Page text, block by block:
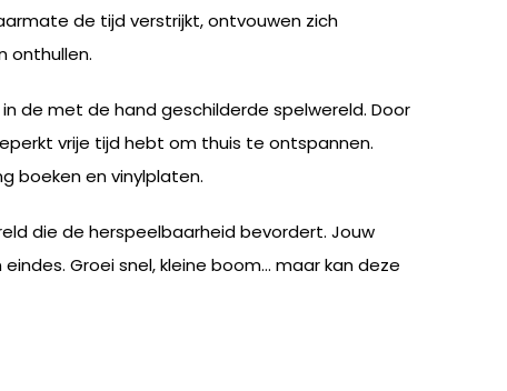
de tijd verstrijkt, ontvouwen zich
onthullen.
de met de hand geschilderde spelwereld. Door
vrije tijd hebt om thuis te ontspannen.
boeken en vinylplaten.
die de herspeelbaarheid bevordert. Jouw
Groei snel, kleine boom… maar kan deze